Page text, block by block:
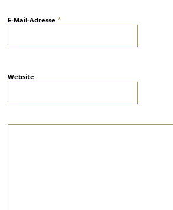
E-Mail-Adresse*
Website